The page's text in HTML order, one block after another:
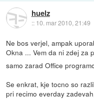
huelz
:: 10. mar 2010, 21:49
Ne bos verjel, ampak
Okna ... Vem da ni zdej za
samo zarad Office
Se enkrat, kje tocno so
pri recimo everday